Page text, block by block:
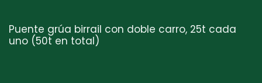
Puente grúa birrail con doble carro, 25t cada
uno (50t en total)